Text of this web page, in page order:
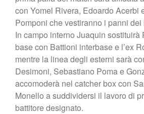
con Yomel Rivera, Edoardo Acerbi
Pomponi che vestiranno i panni
In campo interno Juaquin
base con Battioni interbase e l’ex
mentre la linea degli esterni sarà
Desimoni, Sebastiano Poma e
accomoderà nel catcher box con
Monello a suddividersi il lavoro di
battitore designato.